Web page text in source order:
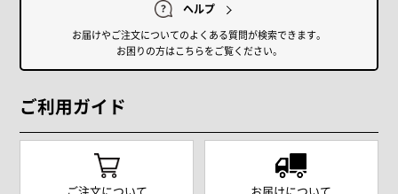
ヘルプ
お届けやご注文についてのよくある質問が検索できます。
お困りの方はこちらをご覧ください。
ご利用ガイド
ご注文について お届けについて